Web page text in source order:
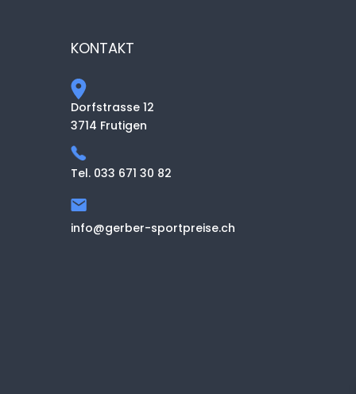
KONTAKT
Dorfstrasse 12
3714 Frutigen
Tel. 033 671 30 82
info@gerber-sportpreise.ch